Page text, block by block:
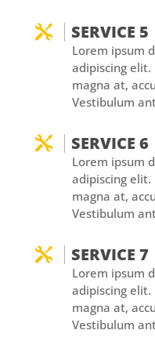
 SERVICE 5
Lorem ipsum
adipiscing
magna at,
Vestibulum
 SERVICE 6
Lorem ipsum
adipiscing
magna at,
Vestibulum
 SERVICE 7
Lorem ipsum
adipiscing
magna at,
Vestibulum